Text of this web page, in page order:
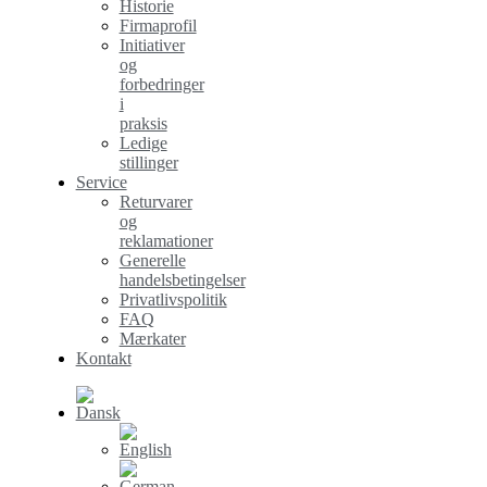
Historie
Firmaprofil
Initiativer
og
forbedringer
i
praksis
Ledige
stillinger
Service
Returvarer
og
reklamationer
Generelle
handelsbetingelser
Privatlivspolitik
FAQ
Mærkater
Kontakt